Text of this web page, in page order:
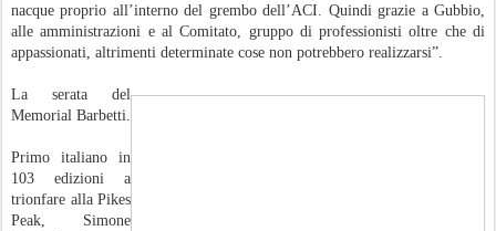
nacque proprio all’interno del grembo dell’ACI. Quindi grazie a Gubbio,
alle amministrazioni e al Comitato, gruppo di professionisti oltre che di
appassionati, altrimenti determinate cose non potrebbero realizzarsi”.
La serata del
Memorial Barbetti.
Primo italiano in
103 edizioni a
trionfare alla Pikes
Peak, Simone